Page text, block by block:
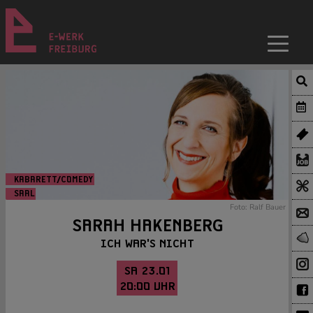
KABARETT/COMEDY
SAAL
Foto: Ralf Bauer
SARAH HAKENBERG
ICH WAR'S NICHT
SA 23.01
20:00 UHR